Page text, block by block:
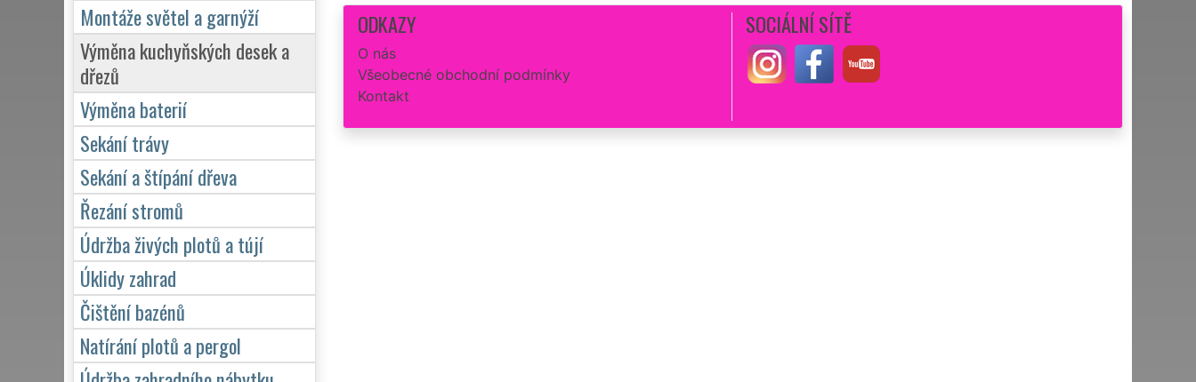
ODKAZY
O nás
Všeobecné obchodní podmínky
Kontakt
SOCIÁLNÍ SÍTĚ
Montáže světel a garnýží
Výměna kuchyňských desek a
dřezů
Výměna baterií
Sekání trávy
Sekání a štípání dřeva
Řezání stromů
Údržba živých plotů a tújí
Úklidy zahrad
Čištění bazénů
Natírání plotů a pergol